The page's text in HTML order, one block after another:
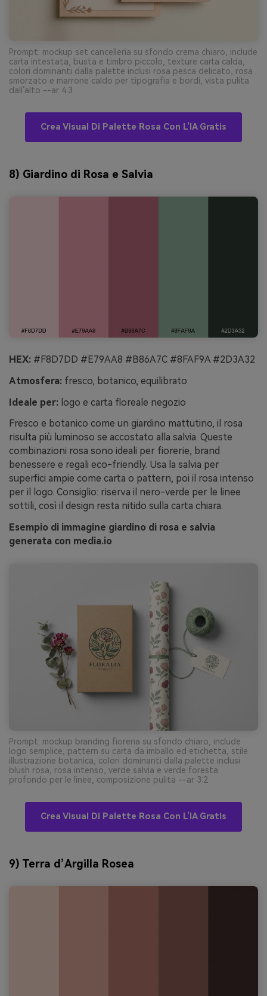
Prompt: mockup set cancelleria su sfondo crema chiaro, include
carta intestata, busta e timbro piccolo, texture carta calda,
colori dominanti dalla palette inclusi rosa pesca delicato, rosa
smorzato e marrone caldo per tipografia e bordi, vista pulita
dall’alto --ar 4:3
Crea Visual Di Palette Rosa Con L’IA Gratis
8) Giardino di Rosa e Salvia
HEX: #F8D7DD #E79AA8 #B86A7C #8FAF9A #2D3A32
Atmosfera: fresco, botanico, equilibrato
Ideale per: logo e carta floreale negozio
Fresco e botanico come un giardino mattutino, il rosa
risulta più luminoso se accostato alla salvia. Queste
combinazioni rosa sono ideali per fiorerie, brand
benessere e regali eco-friendly. Usa la salvia per
superfici ampie come carta o pattern, poi il rosa intenso
per il logo. Consiglio: riserva il nero-verde per le linee
sottili, così il design resta nitido sulla carta chiara.
Esempio di immagine giardino di rosa e salvia
generata con media.io
Prompt: mockup branding fioreria su sfondo chiaro, include
logo semplice, pattern su carta da imballo ed etichetta, stile
illustrazione botanica, colori dominanti dalla palette inclusi
blush rosa, rosa intenso, verde salvia e verde foresta
profondo per le linee, composizione pulita --ar 3:2
Crea Visual Di Palette Rosa Con L’IA Gratis
9) Terra d’Argilla Rosea